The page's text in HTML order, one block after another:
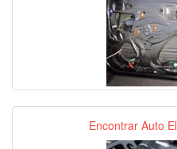
Encontrar Auto